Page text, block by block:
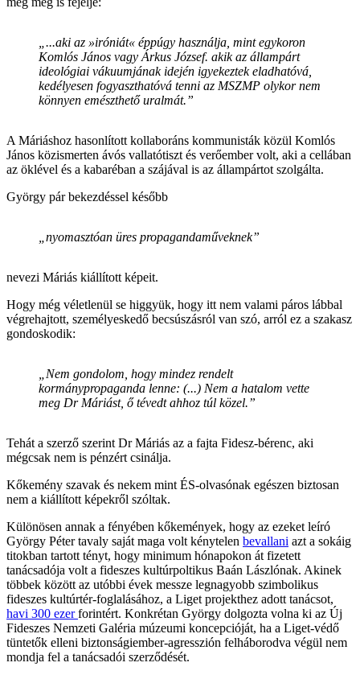
„...aki az »iróniát« éppúgy használja, mint egykoron
Komlós János vagy Árkus József. akik az állampárt
ideológiai vákuumjának idején igyekeztek eladhatóvá,
kedélyesen fogyaszthatóvá tenni az MSZMP olykor nem
könnyen emészthető uralmát.”
A Máriáshoz hasonlított kollaboráns kommunisták közül Komlós
János közismerten ávós vallatótiszt és verőember volt, aki a cellában
az öklével és a kabaréban a szájával is az állampártot szolgálta.
György pár bekezdéssel később
„nyomasztóan üres propagandaműveknek”
nevezi Máriás kiállított képeit.
Hogy még véletlenül se higgyük, hogy itt nem valami páros lábbal
végrehajtott, személyeskedő becsúszásról van szó, arról ez a szakasz
gondoskodik:
„Nem gondolom, hogy mindez rendelt
kormánypropaganda lenne: (...) Nem a hatalom vette
meg Dr Máriást, ő tévedt ahhoz túl közel.”
Tehát a szerző szerint Dr Máriás az a fajta Fidesz-bérenc, aki
mégcsak nem is pénzért csinálja.
Kőkemény szavak és nekem mint ÉS-olvasónak egészen biztosan
nem a kiállított képekről szóltak.
Különösen annak a fényében kőkemények, hogy az ezeket leíró
György Péter tavaly saját maga volt kénytelen bevallani azt a sokáig
titokban tartott tényt, hogy minimum hónapokon át fizetett
tanácsadója volt a fideszes kultúrpoltikus Baán Lászlónak. Akinek
többek között az utóbbi évek messze legnagyobb szimbolikus
fideszes kultúrtér-foglalásához, a Liget projekthez adott tanácsot,
havi 300 ezerforintért. Konkrétan György dolgozta volna ki az Új
Fideszes Nemzeti Galéria múzeumi koncepcióját, ha a Liget-védő
tüntetők elleni biztonságiember-agresszión felháborodva végül nem
mondja fel a tanácsadói szerződését.